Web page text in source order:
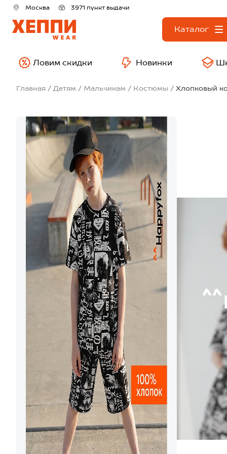
Москва 3971 пункт выдачи
Каталог
Ловим скидки Новинки
Главная Детям Мальчикам Костюмы Хлопковый